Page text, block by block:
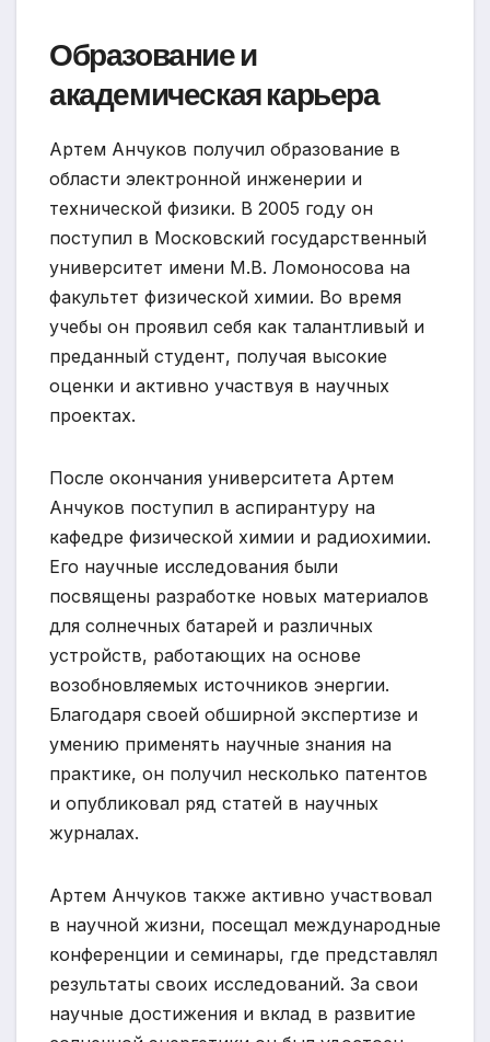
Образование и
академическая карьера
Артем Анчуков получил образование в
области электронной инженерии и
технической физики. В 2005 году он
поступил в Московский государственный
университет имени М.В. Ломоносова на
факультет физической химии. Во время
учебы он проявил себя как талантливый и
преданный студент, получая высокие
оценки и активно участвуя в научных
проектах.
После окончания университета Артем
Анчуков поступил в аспирантуру на
кафедре физической химии и радиохимии.
Его научные исследования были
посвящены разработке новых материалов
для солнечных батарей и различных
устройств, работающих на основе
возобновляемых источников энергии.
Благодаря своей обширной экспертизе и
умению применять научные знания на
практике, он получил несколько патентов
и опубликовал ряд статей в научных
журналах.
Артем Анчуков также активно участвовал
в научной жизни, посещал международные
конференции и семинары, где представлял
результаты своих исследований. За свои
научные достижения и вклад в развитие